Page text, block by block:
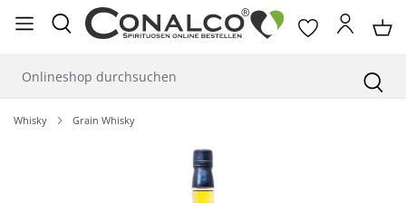
springen
Whisky Grain Whisky